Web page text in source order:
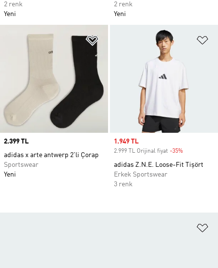
2 renk
Yeni
2 renk
Yeni
Favori Listesine Ekle
Price
2.399 TL
adidas x arte antwerp 2'li Çorap
Sportswear
Yeni
Sale price
1.949 TL
2.999 TL Orijinal fiyat -35%
adidas Z.N.E. Loose-Fit Tişört
Erkek Sportswear
3 renk